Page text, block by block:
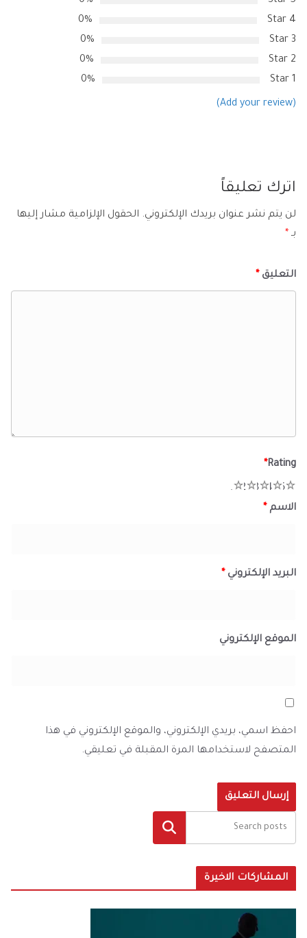
4 Star
0%
3 Star
0%
2 Star
0%
1 Star
0%
(Add your review)
اترك تعليقاً
لن يتم نشر عنوان بريدك الإلكتروني. الحقول الإلزامية مشار إليها
بـ *
التعليق *
Rating
*
5
4
3
2
الاسم *
البريد الإلكتروني *
الموقع الإلكتروني
احفظ اسمي، بريدي الإلكتروني، والموقع الإلكتروني في هذا
المتصفح لاستخدامها المرة المقبلة في تعليقي.
البحث
المشاركات الاخيرة